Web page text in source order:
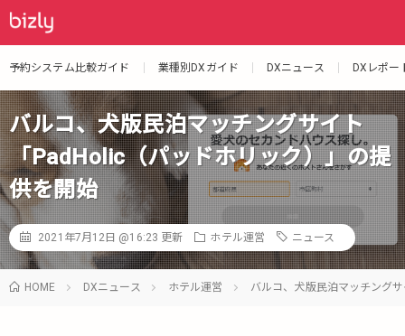
予約システム比較ガイド 業種別DXガイド DXニュース DXレポー
バルコ、犬版民泊マッチングサイト
「PadHolic（パッドホリック）」の提
供を開始
2021年7月12日 @16:23 更新 ホテル運営 ニュース
HOME DXニュース ホテル運営 バルコ、犬版民泊マッチング